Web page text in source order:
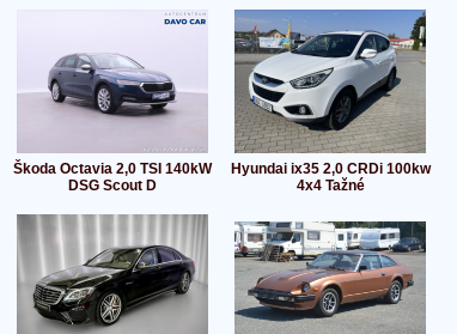
Škoda Octavia 2,0 TSI 140kW
DSG Scout D
Hyundai ix35 2,0 CRDi 100kw
4x4 Tažné